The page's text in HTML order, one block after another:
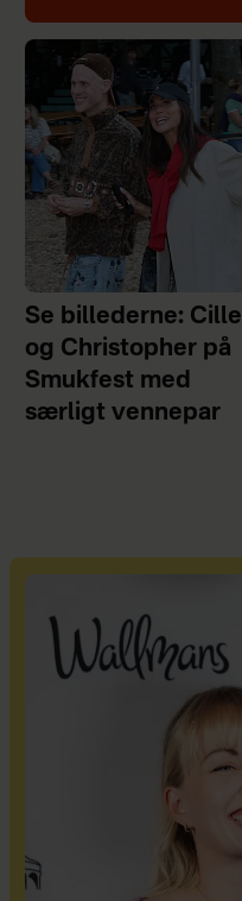
Se billederne: Cille
og Christopher på
Smukfest med
særligt vennepar